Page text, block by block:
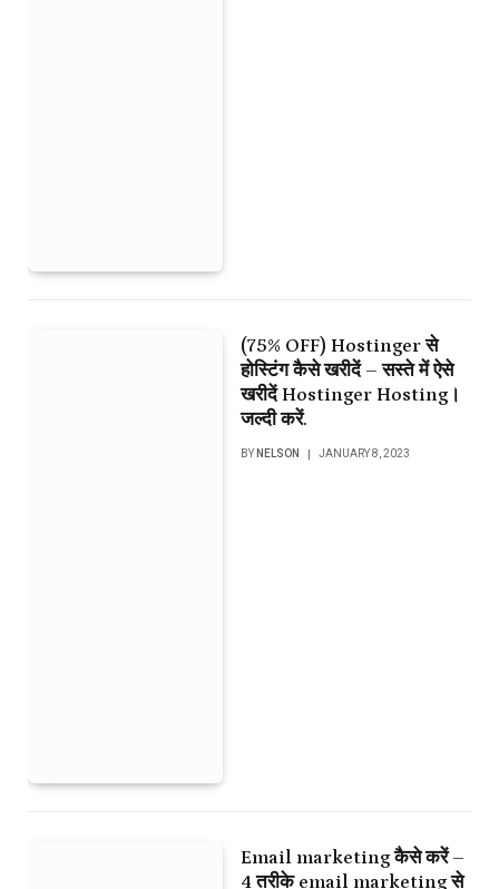
(75% OFF) Hostinger से
होस्टिंग कैसे खरीदें – सस्ते में ऐसे
खरीदें Hostinger Hosting।
जल्दी करें.
BY NELSON JANUARY 8, 2023
Email marketing कैसे करें –
4 तरीके email marketing से